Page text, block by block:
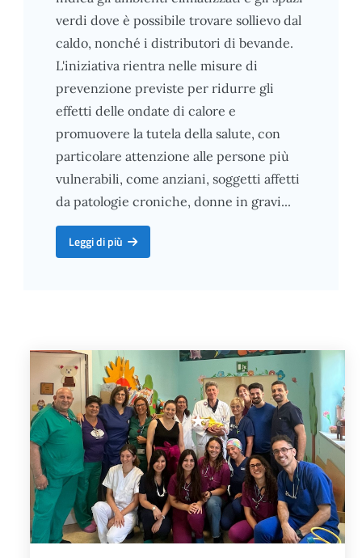
verdi dove è possibile trovare sollievo dal
caldo, nonché i distributori di bevande.
L'iniziativa rientra nelle misure di
prevenzione previste per ridurre gli
effetti delle ondate di calore e
promuovere la tutela della salute, con
particolare attenzione alle persone più
vulnerabili, come anziani, soggetti affetti
da patologie croniche, donne in gravi...
Ondate di calore: gli ambienti climatizzati e gli spazi verdi
Leggi di più
Le Nostre News